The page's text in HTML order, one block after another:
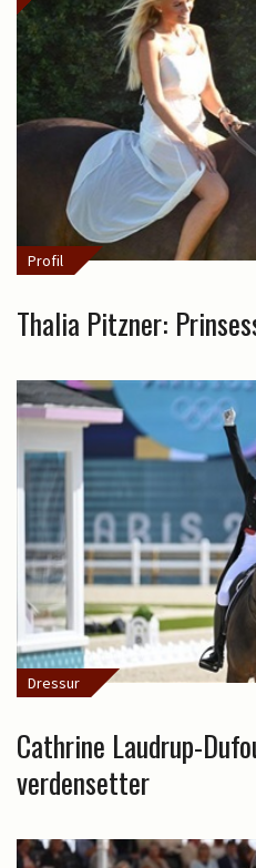
Profil
Thalia Pitzner:
Dressur
Cathrine Laudrup-
verdensetter